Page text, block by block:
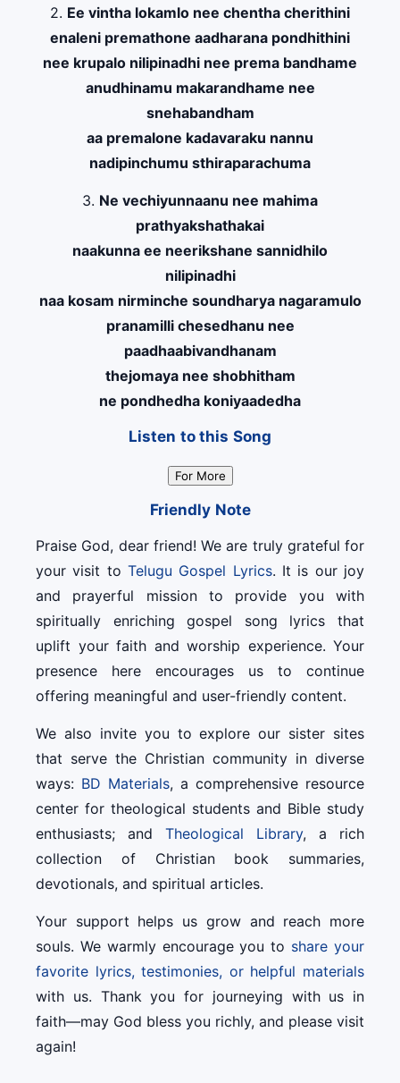
2. Ee vintha lokamlo nee chentha cherithini
enaleni premathone aadharana pondhithini
nee krupalo nilipinadhi nee prema bandhame
anudhinamu makarandhame nee
snehabandham
aa premalone kadavaraku nannu
nadipinchumu sthiraparachuma
3. Ne vechiyunnaanu nee mahima
prathyakshathakai
naakunna ee neerikshane sannidhilo
nilipinadhi
naa kosam nirminche soundharya nagaramulo
pranamilli chesedhanu nee
paadhaabivandhanam
thejomaya nee shobhitham
ne pondhedha koniyaadedha
Listen to this Song
For More
Friendly Note
Praise God, dear friend! We are truly grateful for
your visit to Telugu Gospel Lyrics. It is our joy
and prayerful mission to provide you with
spiritually enriching gospel song lyrics that
uplift your faith and worship experience. Your
presence here encourages us to continue
offering meaningful and user-friendly content.
We also invite you to explore our sister sites
that serve the Christian community in diverse
ways: BD Materials, a comprehensive resource
center for theological students and Bible study
enthusiasts; and Theological Library, a rich
collection of Christian book summaries,
devotionals, and spiritual articles.
Your support helps us grow and reach more
souls. We warmly encourage you to share your
favorite lyrics, testimonies, or helpful materials
with us. Thank you for journeying with us in
faith—may God bless you richly, and please visit
again!